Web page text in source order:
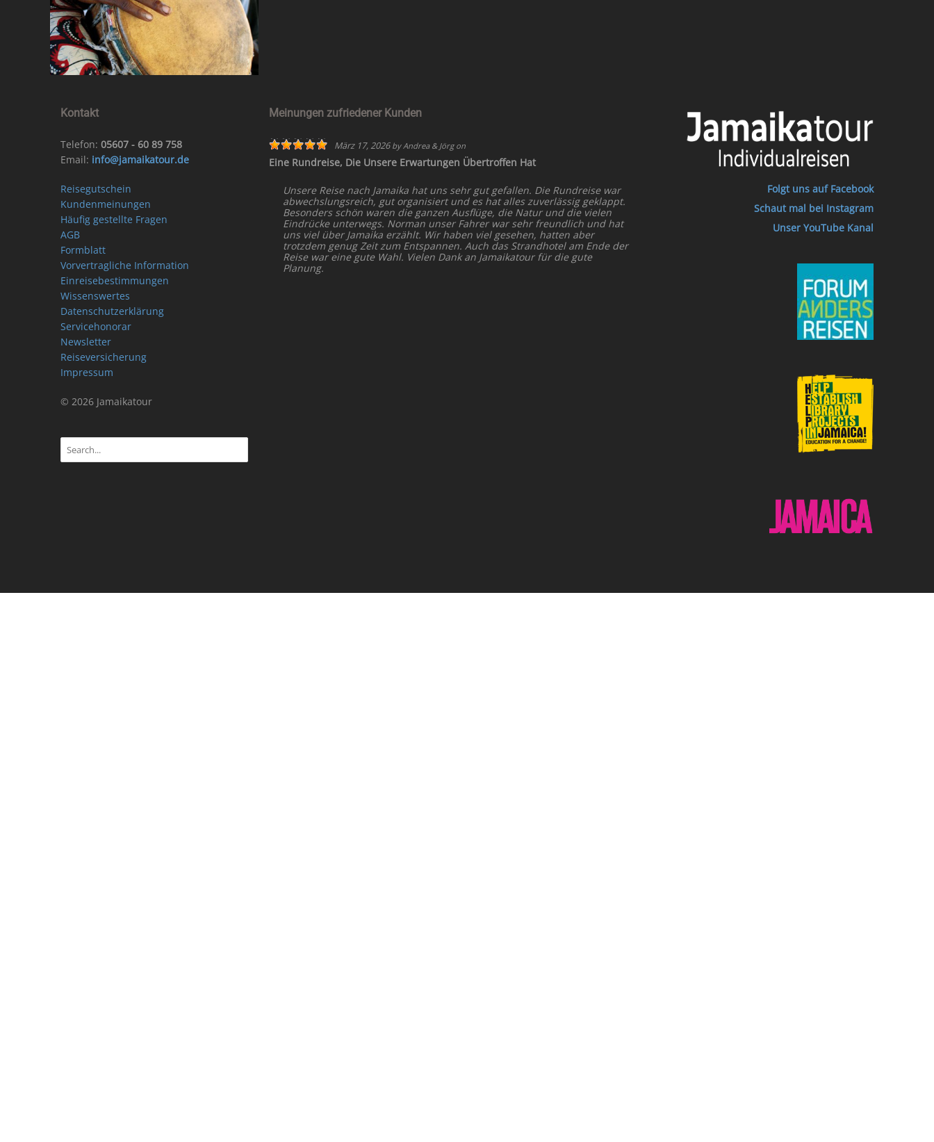
Kontakt
Telefon: 05607 - 60 89 758
Email: info@jamaikatour.de
Reisegutschein
Kundenmeinungen
Häufig gestellte Fragen
AGB
Formblatt
Vorvertragliche Information
Einreisebestimmungen
Wissenswertes
Datenschutzerklärung
Servicehonorar
Newsletter
Reiseversicherung
Impressum
© 2026 Jamaikatour
Meinungen zufriedener Kunden
März 17, 2026byAndrea & Jörgon
Eine Rundreise, Die Unsere Erwartungen Übertroffen Hat
Unsere Reise nach Jamaika hat uns sehr gut gefallen. Die Rundreise war
abwechslungsreich, gut organisiert und es hat alles zuverlässig geklappt.
Besonders schön waren die ganzen Ausflüge, die Natur und die vielen
Eindrücke unterwegs. Norman unser Fahrer war sehr freundlich und hat
uns viel über Jamaika erzählt. Wir haben viel gesehen, hatten aber
trotzdem genug Zeit zum Entspannen. Auch das Strandhotel am Ende der
Reise war eine gute Wahl. Vielen Dank an Jamaikatour für die gute
Planung.
Folgt uns auf Facebook
Schaut mal bei Instagram
Unser YouTube Kanal